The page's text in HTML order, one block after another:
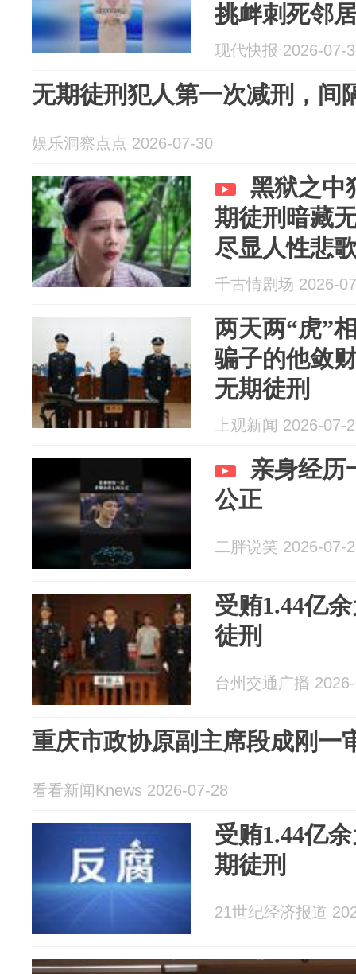
挑衅刺死邻
现代快报 2026-07-
无期徒刑犯人第一次减刑，间
娱乐洞察点点 2026-07-30
黑狱之中
期徒刑暗藏
尽显人性悲
千古情剧场 2026-
两天两“虎”
骗子的他敛
无期徒刑
上观新闻 2026-07-
亲身经历
公正
二胖说笑 2026-07-
受贿1.44亿
徒刑
台州交通广播
重庆市政协原副主席段成刚一
看看新闻Knews 2026-07-28
受贿1.44亿
期徒刑
21世纪经济报道